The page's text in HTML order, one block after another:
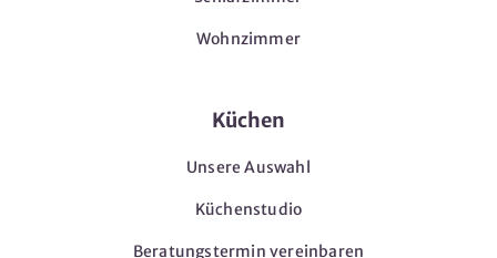
Wohnzimmer
Küchen
Unsere Auswahl
Küchenstudio
Beratungstermin vereinbaren